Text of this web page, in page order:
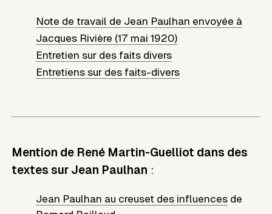
Note de travail de Jean Paulhan envoyée à
Jacques Rivière (17 mai 1920)
Entretien sur des faits divers
Entretiens sur des faits-divers
Mention de René Martin-Guelliot dans des
textes sur Jean Paulhan :
Jean Paulhan au creuset des influences de